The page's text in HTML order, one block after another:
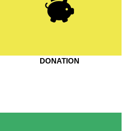
DONATION